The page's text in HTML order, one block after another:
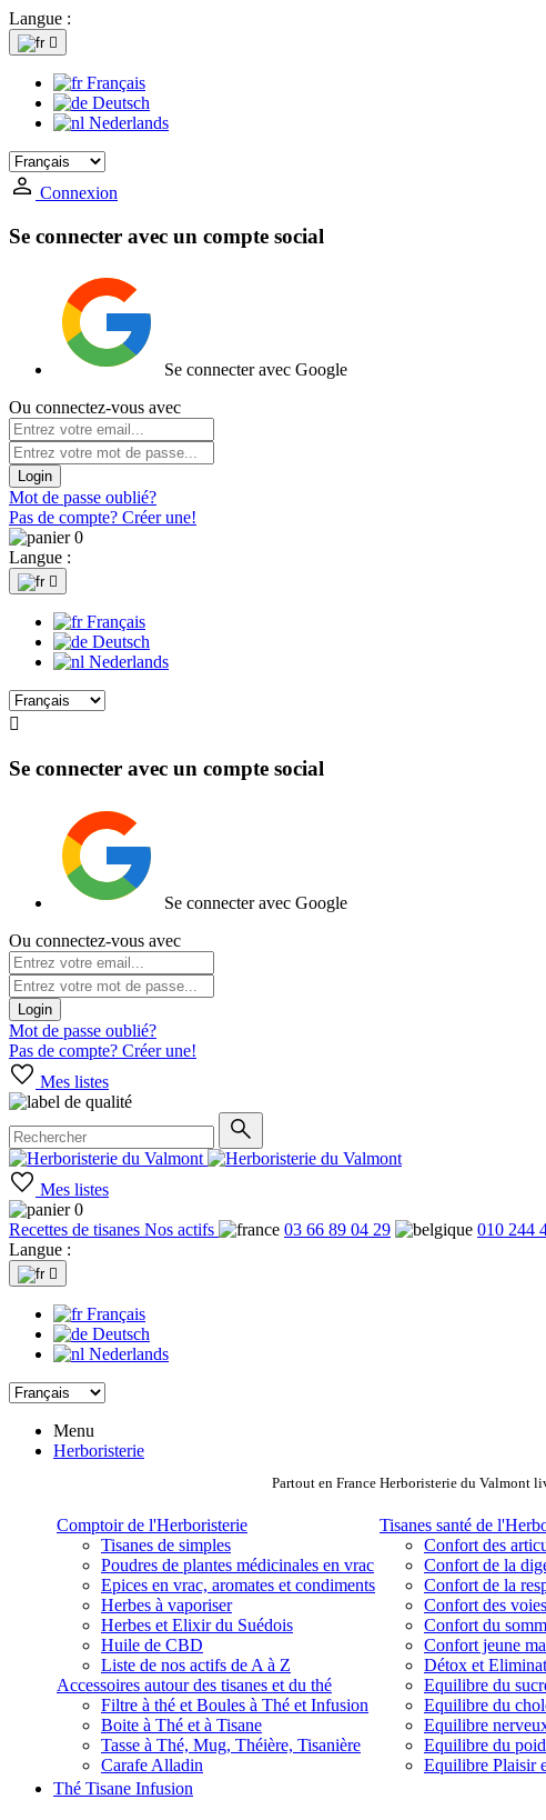
Langue :

Français
Deutsch
Nederlands
Connexion
Se connecter avec un compte social
Se connecter avec Google
Ou connectez-vous avec
Login
Mot de passe oublié?
Pas de compte? Créer une!
0
Langue :

Français
Deutsch
Nederlands

Se connecter avec un compte social
Se connecter avec Google
Ou connectez-vous avec
Login
Mot de passe oublié?
Pas de compte? Créer une!
Mes listes
Mes listes
0
Recettes de tisanes Nos actifs 03 66 89 04 29
010 244
Langue :

Français
Deutsch
Nederlands
Menu
Herboristerie
Partout en France Herboristerie du Valmont
Comptoir de l'Herboristerie
Tisanes de simples
Poudres de plantes médicinales en vrac
Epices en vrac, aromates et condiments
Herbes à vaporiser
Herbes et Elixir du Suédois
Huile de CBD
Liste de nos actifs de A à Z
Accessoires autour des tisanes et du thé
Filtre à thé et Boules à Thé et Infusion
Boite à Thé et à Tisane
Tasse à Thé, Mug, Théière, Tisanière
Carafe Alladin
Tisanes santé de
Confort des
Confort de la
Confort de la
Confort des
Confort du
Confort jeune
Détox et
Equilibre du
Equilibre du
Equilibre
Equilibre du
Equilibre Plaisir
Thé Tisane Infusion